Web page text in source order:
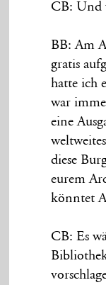
CB: Und
BB: Am
gratis
hatte ich
war
eine
diese
eurem
könntet
CB: Es